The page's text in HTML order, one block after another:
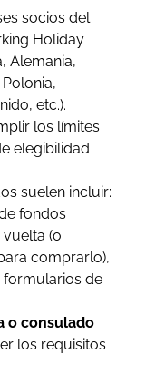
socios del
Holiday
Alemania,
etc.).
los límites
elegibilidad
suelen incluir:
fondos
(o
comprarlo),
de
o consulado
los requisitos